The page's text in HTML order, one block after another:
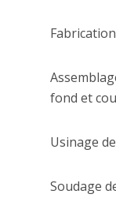
fond et
Usinage
Soudage